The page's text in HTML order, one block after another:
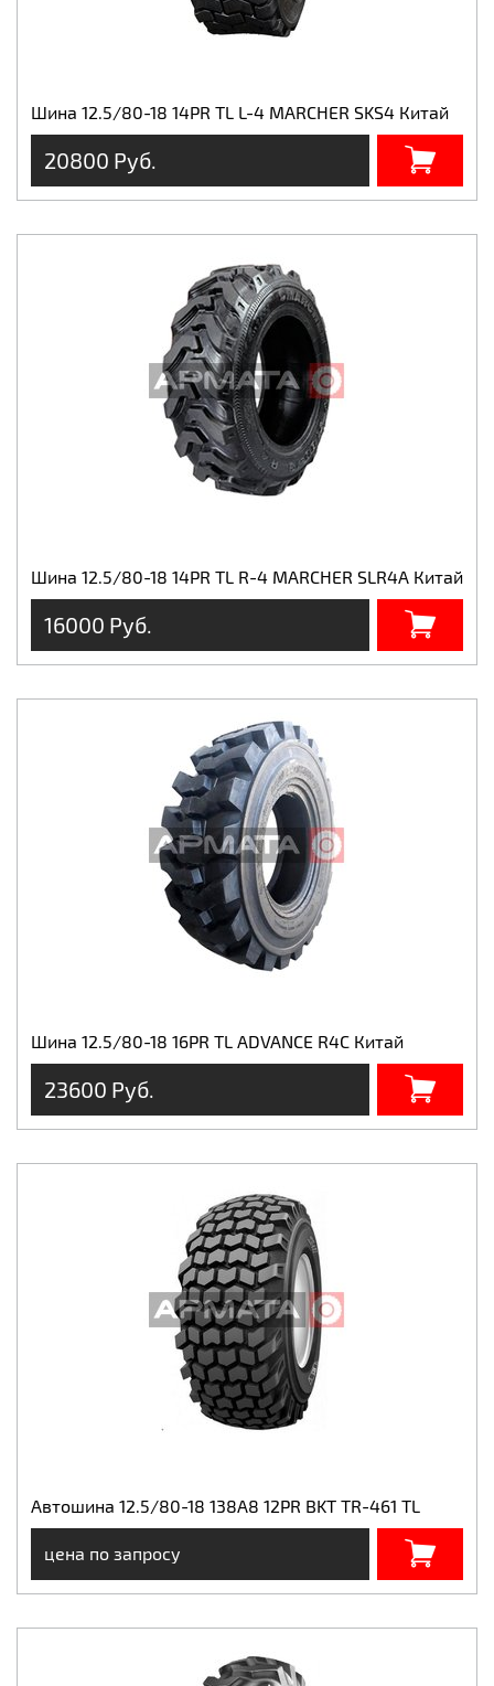
Шина 12.5/80-18 14PR TL L-4 MARCHER SKS4 Китай
20800 Руб.
Шина 12.5/80-18 14PR TL R-4 MARCHER SLR4A Китай
16000 Руб.
Шина 12.5/80-18 16PR TL ADVANCE R4C Китай
23600 Руб.
Автошина 12.5/80-18 138A8 12PR BKT TR-461 TL
цена по запросу